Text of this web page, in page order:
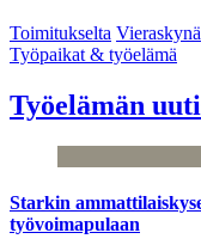
Toimitukselta Vieraskynä
Työpaikat & työelämä
Työelämän
Starkin
työvoimapulaan